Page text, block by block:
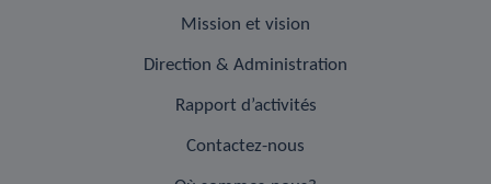
Mission et vision
Direction & Administration
Rapport d’activités
Contactez-nous